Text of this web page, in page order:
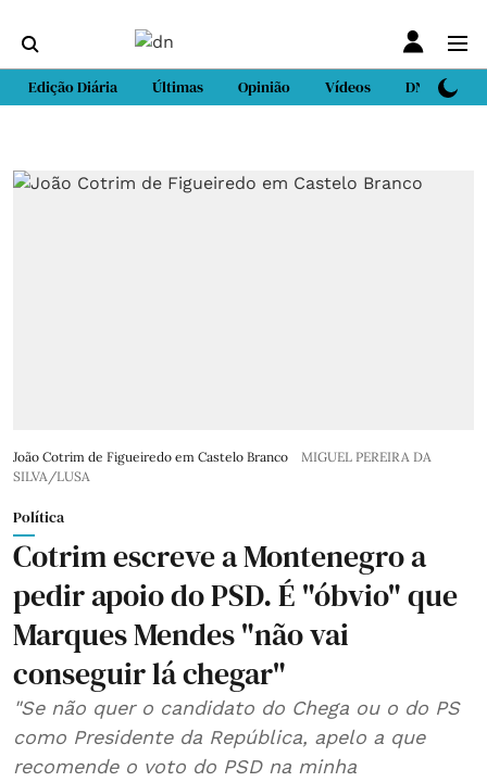
Edição Diária Últimas Opinião Vídeos DN Sport
João Cotrim de Figueiredo em Castelo Branco
MIGUEL PEREIRA DA
SILVA/LUSA
Política
Cotrim escreve a Montenegro a
pedir apoio do PSD. É "óbvio" que
Marques Mendes "não vai
conseguir lá chegar"
"Se não quer o candidato do Chega ou o do PS
como Presidente da República, apelo a que
recomende o voto do PSD na minha